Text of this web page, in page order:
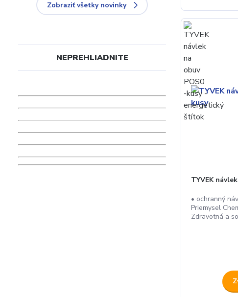
TYVEK
• ochranný
Priemysel
Zdravotná a
Zobraziť všetky novinky
NEPREHLIADNITE